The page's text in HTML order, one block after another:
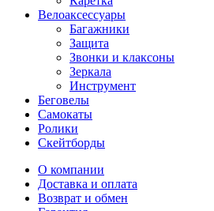
Велоаксессуары
Багажники
Защита
Звонки и клаксоны
Зеркала
Инструмент
Беговелы
Самокаты
Ролики
Скейтборды
О компании
Доставка и оплата
Возврат и обмен